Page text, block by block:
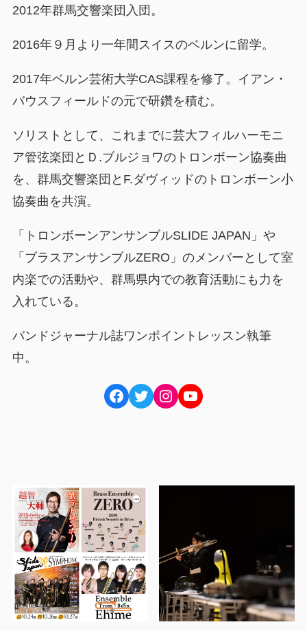
2012年群馬交響楽団入団。
2016年９月より一年間スイスのベルンに留学。
2017年ベルン芸術大学CAS課程を修了。イアン・
バウスフィールドの元で研鑽を積む。
ソリストとして、これまでに芸大フィルハーモニ
ア管弦楽団とＤ.ブルジョワのトロンボーン協奏曲
を、群馬交響楽団とF.ダヴィッドのトロンボーン小
協奏曲を共演。
「トロンボーンアンサンブルSLIDE JAPAN」や
「ブラスアンサンブルZERO」のメンバーとして室
内楽での活動や、群馬県内での教育活動にも力を
入れている。
バンドジャーナル誌ワンポイントレッスン執筆
中。